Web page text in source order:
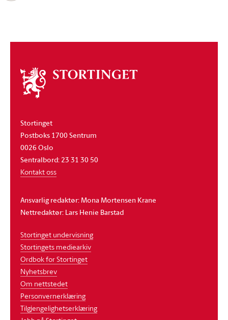
Om
stortinget
Stortinget
Postboks 1700 Sentrum
0026 Oslo
Sentralbord: 23 31 30 50
Kontakt oss
Ansvarlig redaktør: Mona Mortensen Krane
Nettredaktør: Lars Henie Barstad
Stortinget undervisning
Stortingets mediearkiv
Ordbok for Stortinget
Nyhetsbrev
Om nettstedet
Personvernerklæring
Tilgjengelighetserklæring